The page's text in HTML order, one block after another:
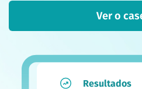
Ver o
Resultados